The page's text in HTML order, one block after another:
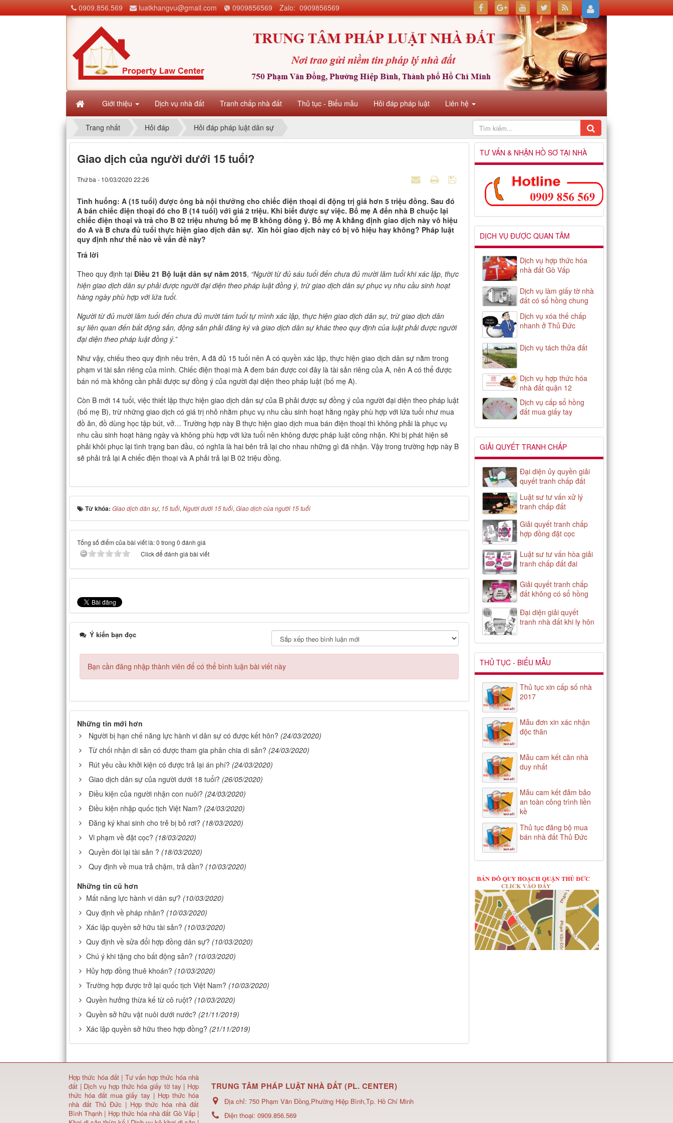
Giới thiệu Dịch vụ nhà đất Tranh chấp nhà đất Thủ tục - Biểu mẫu Hỏi đáp pháp luật Liên hệ
0909.856.569 luatkhangvu@gmail.com 0909856569 Zalo: 0909856569
Trang nhất Hỏi đáp Hỏi đáp pháp luật dân sự
Giao dịch của người dưới 15 tuổi?
Thứ ba - 10/03/2020 22:26
Tình huống: A (15 tuổi) được ông bà nội thưởng cho chiếc điện thoại di động trị giá hơn 5 triệu đồng. Sau đó
A bán chiếc điện thoại đó cho B (14 tuổi) với giá 2 triệu. Khi biết được sự việc. Bố mẹ A đến nhà B chuộc lại
chiếc điện thoại và trả cho B 02 triệu nhưng bố mẹ B không đồng ý. Bố mẹ A khẳng định giao dịch này vô hiệu
do A và B chưa đủ tuổi thực hiện giao dịch dân sự. Xin hỏi giao dịch này có bị vô hiệu hay không? Pháp luật
quy định như thế nào về vấn đề này?
Trả lời
Theo quy định tại Điều 21 Bộ luật dân sự năm 2015, “Người từ đủ sáu tuổi đến chưa đủ mười lăm tuổi khi xác lập, thực
hiện giao dịch dân sự phải được người đại diện theo pháp luật đồng ý, trừ giao dịch dân sự phục vụ nhu cầu sinh hoạt
hàng ngày phù hợp với lứa tuổi.
Người từđủ mười lăm tuổi đến chưa đủ mười tám tuổi tự mình xác lập, thực hiện giao dịch dân sự, trừ giao dịch dân
sựliên quan đến bất động sản, động sản phải đăng ký và giao dịch dân sự khác theo quyđịnh của luật phải được người
đại diện theo pháp luật đồng ý.”
Như vậy, chiếu theo quy định nêu trên, A đã đủ 15 tuổi nên A có quyền xác lập, thực hiện giao dịch dân sự nằm trong
phạm vi tài sản riêng của mình. Chiếc điện thoại mà A đem bán được coi đây là tài sản riêng của A, nên A có thể được
bán nó mà không cần phải được sự đồng ý của người đại diện theo pháp luật (bố mẹ A).
Còn B mới 14 tuổi, việc thiết lập thực hiện giao dịch dân sự của B phải được sự đồng ý của người đại diện theo pháp luật
(bố mẹ B), trừ những giao dịch có giá trị nhỏ nhằm phục vụ nhu cầu sinh hoạt hằng ngày phù hợp với lứa tuổi như mua
đồ ăn, đồ dùng học tập bút, vở… Trường hợp này B thực hiện giao dịch mua bán điện thoại thì không phải là phục vụ
nhu cầu sinh hoạt hàng ngày và không phù hợp với lứa tuổi nên không được pháp luật công nhận. Khi bị phát hiện sẽ
phải khôi phục lại tình trạng ban đầu, có nghĩa là hai bên trả lại cho nhau những gì đã nhận. Vậy trong trường hợp này B
sẽ phải trả lại A chiếc điện thoại và A phải trả lại B 02 triệu đồng.
Từ khóa: Giao dịch dân sự, 15 tuổi, Người dưới 15 tuổi, Giao dịch của người 15 tuổi
Tổng số điểm của bài viết là: 0 trong 0 đánh giá
Click để đánh giá bài viết
Ý kiến bạn đọc
Bạn cần đăng nhập thành viên để có thể bình luận bài viết này
Những tin mới hơn
Người bị hạn chế năng lực hành vi dân sự có được kết hôn? (24/03/2020)
Từ chối nhận di sản có được tham gia phân chia di sản? (24/03/2020)
Rút yêu cầu khởi kiện có được trả lại án phí? (24/03/2020)
Giao dịch dân sự của người dưới 18 tuổi? (26/05/2020)
Điều kiện của người nhận con nuôi? (24/03/2020)
Điều kiện nhập quốc tịch Việt Nam? (24/03/2020)
Đăng ký khai sinh cho trẻ bị bỏ rơi? (18/03/2020)
Vi phạm về đặt cọc? (18/03/2020)
Quyền đòi lại tài sản ? (18/03/2020)
Quy định về mua trả chậm, trả dần? (10/03/2020)
Những tin cũ hơn
Mất năng lực hành vi dân sự? (10/03/2020)
Quy định về pháp nhân? (10/03/2020)
Xác lập quyền sở hữu tài sản? (10/03/2020)
Quy định về sửa đổi hợp đồng dân sự? (10/03/2020)
Chú ý khi tặng cho bất động sản? (10/03/2020)
Hủy hợp đồng thuê khoán? (10/03/2020)
Trường hợp được trở lại quốc tịch Việt Nam? (10/03/2020)
Quyền hưởng thừa kế từ cô ruột? (10/03/2020)
Quyền sở hữu vật nuôi dưới nước? (21/11/2019)
Xác lập quyền sở hữu theo hợp đồng? (21/11/2019)
TƯ VẤN & NHẬN HỒ SƠ TẠI NHÀ
DỊCH VỤ ĐƯỢC QUAN TÂM
Dịch vụ hợp thức hóa
nhà đất Gò Vấp
Dịch vụ làm giấy tờ nhà
đất có sổ hồng chung
Dịch vụ xóa thế chấp
nhanh ở Thủ Đức
Dịch vụ tách thửa đất
Dịch vụ hợp thức hóa
nhà đất quận 12
Dịch vụ cấp sổ hồng
đất mua giấy tay
GIẢI QUYẾT TRANH CHẤP
Đại diện ủy quyền giải
quyết tranh chấp đất
Luật sư tư vấn xử lý
tranh chấp đất
Giải quyết tranh chấp
hợp đồng đặt cọc
Luật sư tư vấn hòa giải
tranh chấp đất đai
Giải quyết tranh chấp
đất không có sổ hồng
Đại diện giải quyết
tranh nhà đất khi ly hôn
THỦ TỤC - BIỂU MẪU
Thủ tục xin cấp số nhà
2017
Mẫu đơn xin xác nhận
độc thân
Mẫu cam kết căn nhà
duy nhất
Mẫu cam kết đảm bảo
an toàn công trình liền
kề
Thủ tục đăng bộ mua
bán nhà đất Thủ Đức
Hợp thức hóa đất| Tư vấn hợp thức hóa nhà
đất | Dịch vụ hợp thức hóa giấy tờ tay | Hợp
thức hóa đất mua giấy tay | Hợp thức hóa
nhà đất Thủ Đức | Hợp thức hóa nhà đất
Bình Thạnh | Hợp thức hóa nhà đất Gò Vấp|
TRUNG TÂM PHÁP LUẬT NHÀ ĐẤT (PL. CENTER)
Địa chỉ: 750 Phạm Văn Đồng,Phường Hiệp Bình,Tp. Hồ Chí Minh
Điện thoại: 0909.856.569